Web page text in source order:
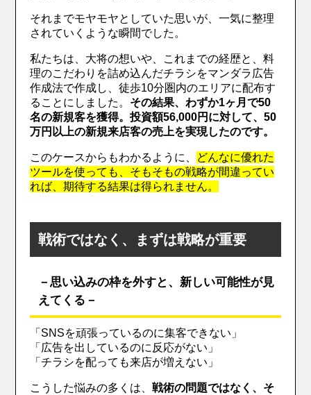
それまでモヤモヤとしていた思いが、一気に整理
されていくような瞬間でした。
私たちは、大将の想いや、これまでの経歴と、料
理のこだわりを詰め込んだチラシをマンダラ広告
作成法で作成し、徒歩10分圏内のエリアに配布す
ることにしました。 その結果、わずか1ヶ月で50
名の新規客を獲得。投資額56,000円に対して、50
万円以上の新規来店客の売上を実現したのです。
このケースからもわかるように、 どんなに優れた
ツールを使っても、そもそもの戦略が間違ってい
れば、期待する結果は得られません。
戦術ではなく、まずは戦略が重要
－思い込みの枠を外すと、新しい可能性が見
えてくる－
「SNSを頑張っているのに集客できない」
「広告を出しているのに反応がない」
「チラシを配っても来店が増えない」
こうした悩みの多くは、戦術の問題ではなく、そ